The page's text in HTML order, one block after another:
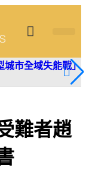
市全域失能戰」
難者趙